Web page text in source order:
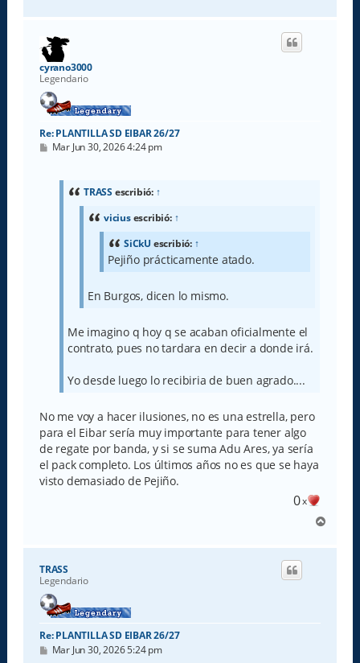
r
cyrano3000
Legendario
Re: PLANTILLA SD EIBAR 26/27
M
Mar Jun 30, 2026 4:24 pm
TRASS escribió: ↑
viciusescribió: ↑
SiCkU escribió: ↑
Pejiño prácticamente atado.
En Burgos, dicen lo mismo.
Me imagino q hoy q se acaban oficialmente el
contrato, pues no tardara en decir a donde irá.
Yo desde luego lo recibiria de buen agrado....
No me voy a hacer ilusiones, no es una estrella, pero
para el Eibar sería muy importante para tener algo
de regate por banda, y si se suma Adu Ares, ya sería
el pack completo. Los últimos años no es que se haya
visto demasiado de Pejiño.
0x
r
TRASS
Legendario
Re: PLANTILLA SD EIBAR 26/27
M
Mar Jun 30, 2026 5:24 pm